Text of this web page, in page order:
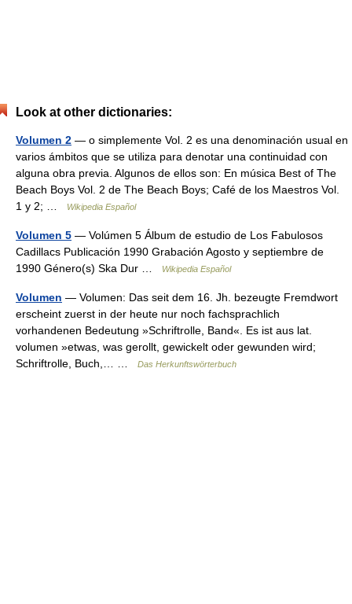
Look at other dictionaries:
Volumen 2 — o simplemente Vol. 2 es una denominación usual en
varios ámbitos que se utiliza para denotar una continuidad con
alguna obra previa. Algunos de ellos son: En música Best of The
Beach Boys Vol. 2 de The Beach Boys; Café de los Maestros Vol.
1 y 2; …
Wikipedia Español
Volumen 5 — Volúmen 5 Álbum de estudio de Los Fabulosos
Cadillacs Publicación 1990 Grabación Agosto y septiembre de
1990 Género(s) Ska Dur …
Wikipedia Español
Volumen — Volumen: Das seit dem 16. Jh. bezeugte Fremdwort
erscheint zuerst in der heute nur noch fachsprachlich
vorhandenen Bedeutung »Schriftrolle, Band«. Es ist aus lat.
volumen »etwas, was gerollt, gewickelt oder gewunden wird;
Schriftrolle, Buch,… …
Das Herkunftswörterbuch